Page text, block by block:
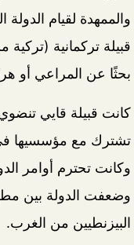
قبيلة تركمانية
بحثًا عن المراعي أو
كانت قبيلة قايي
تشترك مع مؤسسيها في
وكانت تحترم أوامر
وضعفت الدولة بين
البيزنطيين من الغرب.